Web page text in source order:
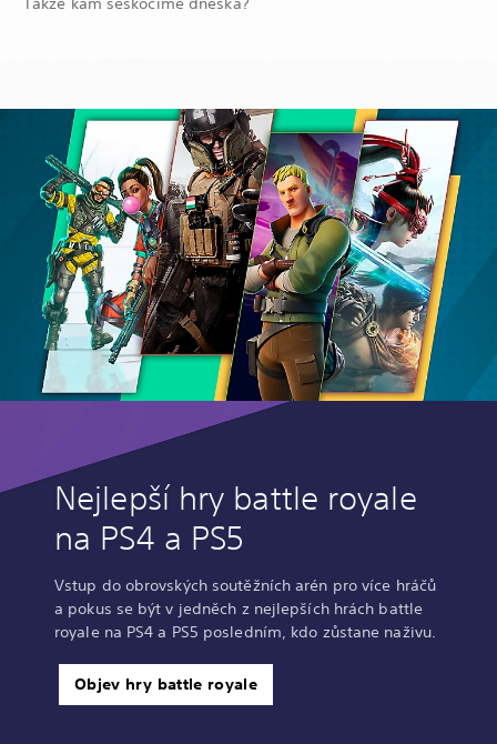
Nejlepší hry battle royale
na PS4 a PS5
Vstup do obrovských soutěžních arén pro více hráčů
a pokus se být v jedněch z nejlepších hrách battle
royale na PS4 a PS5 posledním, kdo zůstane naživu.
Objev hry battle royale